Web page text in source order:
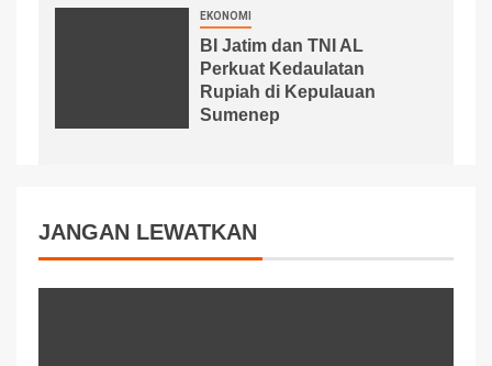
EKONOMI
BI Jatim dan TNI AL
Perkuat Kedaulatan
Rupiah di Kepulauan
Sumenep
JANGAN LEWATKAN